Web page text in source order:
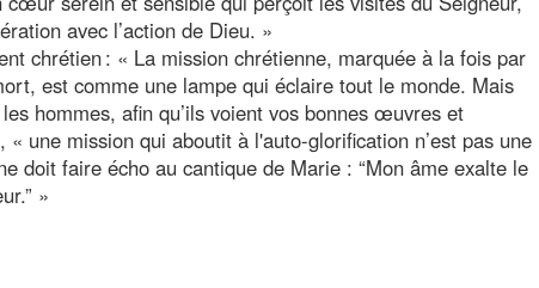
avec l’action de Dieu. »
chrétien : « La mission chrétienne, marquée à la fois par
est comme une lampe qui éclaire tout le monde. Mais
hommes, afin qu’ils voient vos bonnes œuvres et
une mission qui aboutit à l'auto-glorification n’est pas une
doit faire écho au cantique de Marie : “Mon âme exalte le
»